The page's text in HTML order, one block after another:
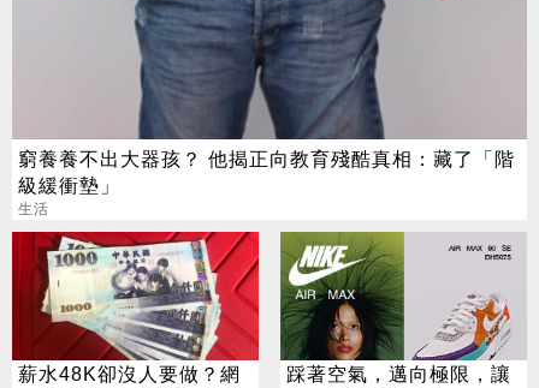
窮養養不出大器孩？ 他揭正向教育殘酷真相：藏了「階
級緩衝墊」
生活
薪水48K卻沒人要做？網
踩著空氣，邁向極限，讓